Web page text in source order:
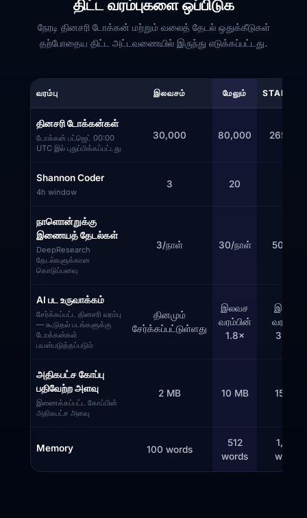
திட்ட வரம்புகளை ஒப்பிடுக
நேரடி தினசரி டோக்கன் மற்றும் வலைத் தேடல் ஒதுக்கீடுகள்
தற்போதைய திட்ட அட்டவணையில் இருந்து எடுக்கப்பட்டது.
வரம்பு இலவசம் மேலும்
தினசரி டோக்கன்கள்
டோக்கன் பட்ஜெட் 00:00
UTC இல் புதுப்பிக்கப்பட்டது
30,000 80,000 265,000
Shannon Coder
4h window
3 20
நாளொன்றுக்கு
இணையத் தேடல்கள்
DeepResearch
தேடல்களுக்கான
கொடுப்பனவு
3/நாள் 30/நாள் 50/நாள்
AI பட உருவாக்கம்
சேர்க்கப்பட்ட தினசரி வரம்பு
— கூடுதல் படங்களுக்கு
டோக்கன்கள்
பயன்படுத்தப்படும்
தினமும்
சேர்க்கப்பட்டுள்ளது
இலவச
வரம்பின்
1.8×
இலவச
வரம்பின்
3.75×
அதிகபட்ச கோப்பு
பதிவேற்ற அளவு
இணைக்கப்பட்ட கோப்பின்
அதிகபட்ச அளவு
2 MB 10 MB 15 MB
Memory 100 words
512
words
1,024
words